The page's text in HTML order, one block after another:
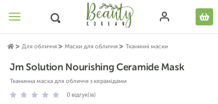
Для обличчя Маски для обличчя Тканинні маски
Jm Solution Nourishing Ceramide Mask
Тканинна маска для обличчя з керамідами
0 відгук(ів)